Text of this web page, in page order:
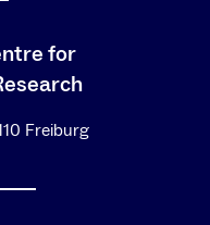
for
Freiburg